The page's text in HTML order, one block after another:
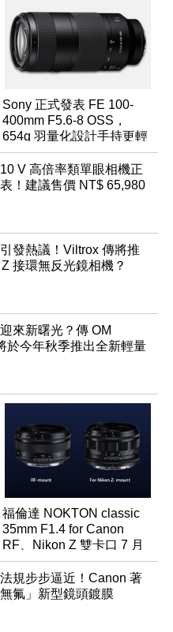
Sony 正式發表 FE 100-
400mm F5.6-8 OSS，
654g 羽量化設計手持更輕
鬆
V 高倍率類單眼相機正
！建議售價 NT$ 65,980
發熱議！Viltrox 傳將推
接環無反光鏡相機？
來新曙光？傳 OM
於今年秋季推出全新輕量
福倫達 NOKTON classic
35mm F1.4 for Canon
RF、Nikon Z 雙卡口 7 月
同步登台
規步步逼近！Canon 著
氟」新型鏡頭鍍膜